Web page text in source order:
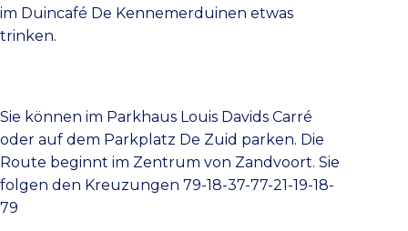
im Duincafé De Kennemerduinen etwas
trinken.
Sie können im Parkhaus Louis Davids Carré
oder auf dem Parkplatz De Zuid parken. Die
Route beginnt im Zentrum von Zandvoort. Sie
folgen den Kreuzungen 79-18-37-77-21-19-18-
79